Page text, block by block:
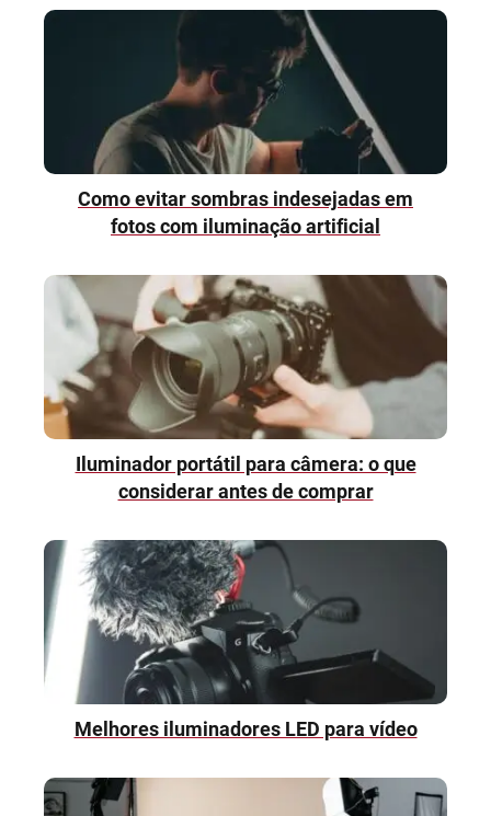
Como evitar sombras indesejadas em
fotos com iluminação artificial
Iluminador portátil para câmera: o que
considerar antes de comprar
Melhores iluminadores LED para vídeo